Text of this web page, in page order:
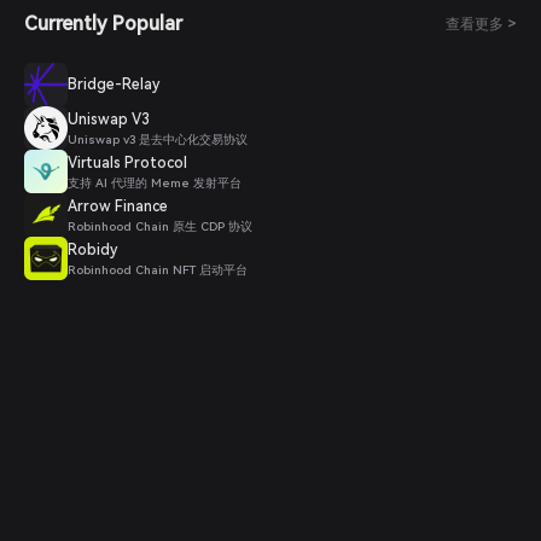
Currently Popular 查看更多 >
Bridge-Relay
Uniswap V3
Uniswap v3 是去中心化交易协议
Virtuals Protocol
支持 AI 代理的 Meme 发射平台
Arrow Finance
Robinhood Chain 原生 CDP 协议
Robidy
Robinhood Chain NFT 启动平台